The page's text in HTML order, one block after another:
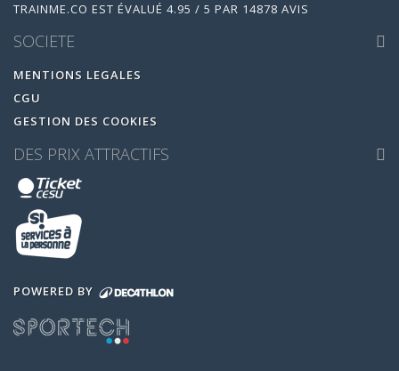
TRAINME.CO EST ÉVALUÉ 4.95 / 5 PAR 14878 AVIS
SOCIETE
MENTIONS LEGALES
CGU
GESTION DES COOKIES
DES PRIX ATTRACTIFS
POWERED BY